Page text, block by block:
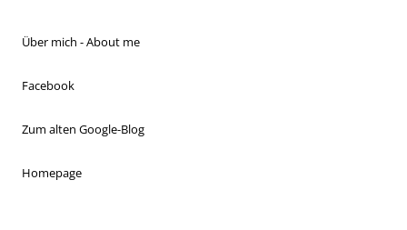
Über mich - About me
Facebook
Zum alten Google-Blog
Homepage